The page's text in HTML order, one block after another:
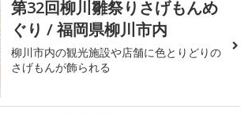
第32回柳川雛祭りさげもんめ
ぐり / 福岡県柳川市内
柳川市内の観光施設や店舗に色とりどりの
さげもんが飾られる